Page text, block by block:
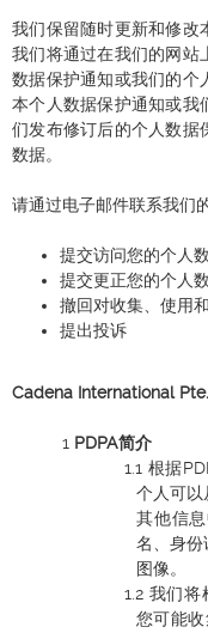
我们保留随时更新和修改
我们将通过在我们的网站
数据保护通知或我们的个
本个人数据保护通知或我
们发布修订后的个人数据
数据。
请通过电子邮件联系我们
提交访问您的个人
提交更正您的个人
撤回对收集、使用
提出投诉
Cadena International
PDPA简介
根据
个人可以
其他信
名、身
图像。
我们将
您可能